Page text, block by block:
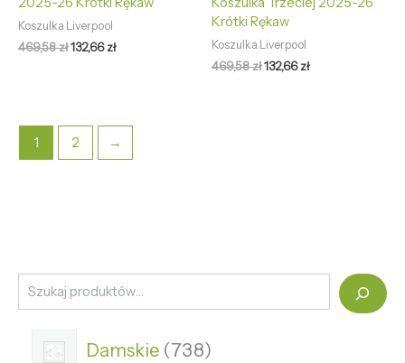
Damskie 738
Koszulka Liverpool
469,58zł132,66zł
Krótki Rękaw
Koszulka Liverpool
469,58zł132,66zł
1 2 →